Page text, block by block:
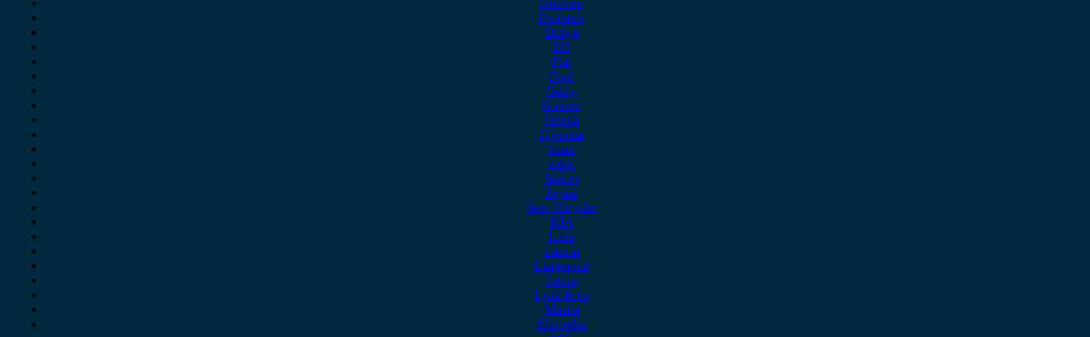
Daewoo
Daihatsu
Dodge
DS
Fiat
Ford
Geely
Gonow
Honda
Hyundai
Isuzu
iveco
Jaecoo
Jaguar
Jeep Chrysler
KIA
Lada
Lancia
Leapmotor
Lexus
Lynk & co
Mazda
Mercedes